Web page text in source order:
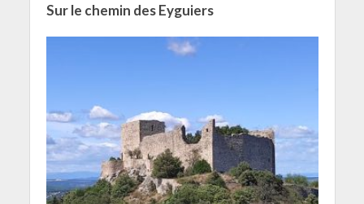
Sur le chemin des Eyguiers